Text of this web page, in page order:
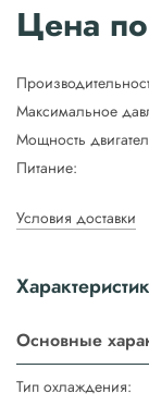
Цена
Максимальное
Мощность
Питание:
Условия доставки
Основные
Тип охлаждения: